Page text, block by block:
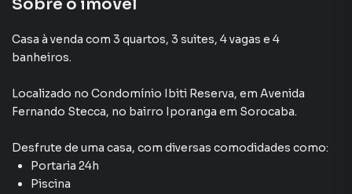
Sobre o imóvel
Casa à venda com 3 quartos, 3 suites, 4 vagas e 4
banheiros.
Localizado no Condomínio Ibiti Reserva, em Avenida
Fernando Stecca, no bairro Iporanga em Sorocaba.
Desfrute de uma casa, com diversas comodidades como:
Portaria 24h
Piscina